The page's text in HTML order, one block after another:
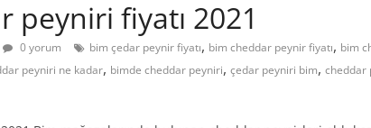
peyniri fiyatı 2021
0 yorum bim çedar peynir fiyatı, bim cheddar peynir fiyatı, bim
peyniri ne kadar, bimde cheddar peyniri, çedar peyniri bim, cheddar